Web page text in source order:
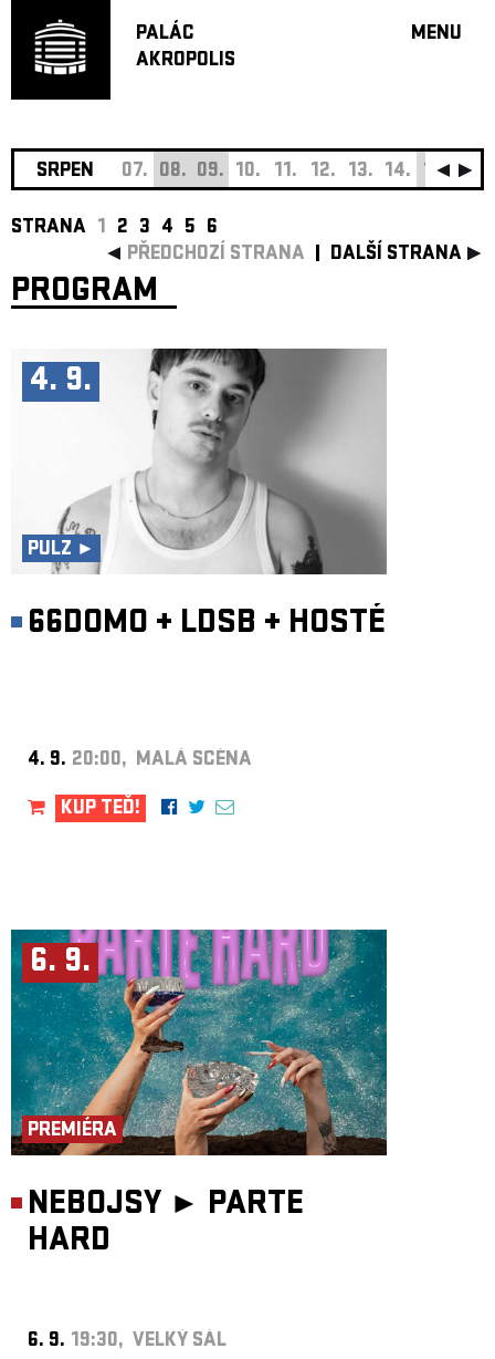
PALÁC
AKROPOLIS
MENU
JAZZ
HUDBA
SRPEN 07. 08. 09. 10. 11. 12. 13. 14. 15. 16.
STRANA 1 2 3 4 5 6
PŘEDCHOZÍ STRANA
DALŠÍ STRANA
PROGRAM
4. 9.
PULZ ►
66DOMO + LDSB + HOSTÉ
4. 9. 20:00, MALÁ SCÉNA
KUP TEĎ!
6. 9.
PREMIÉRA
NEBOJSY ► PARTE
HARD
6. 9. 19:30, VELKÝ SÁL